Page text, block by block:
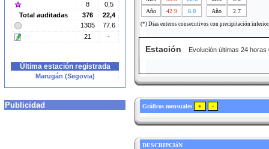
8
0,5
Total auditadas
376
22,4
1305
77.6
21
-
Última estación registrada
Marugán (Segovia)
Publicidad
Año
42.9 6.0 Año 2.7
(*) Dias enteros consecutivos con precipitación inferior
Estación Evolución últimas 24 horas
Gráficos mensuales
DESCRIPCIóN